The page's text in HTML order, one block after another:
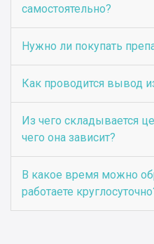
самостоятельно?
Нужно ли покупать
Как проводится вывод
Из чего складывается
чего она зависит?
В какое время можно
работаете